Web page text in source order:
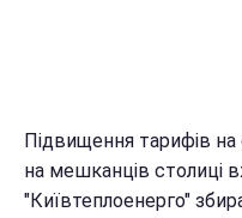
Підвищення тарифів на
на мешканців столиці
"Київтеплоенерго"